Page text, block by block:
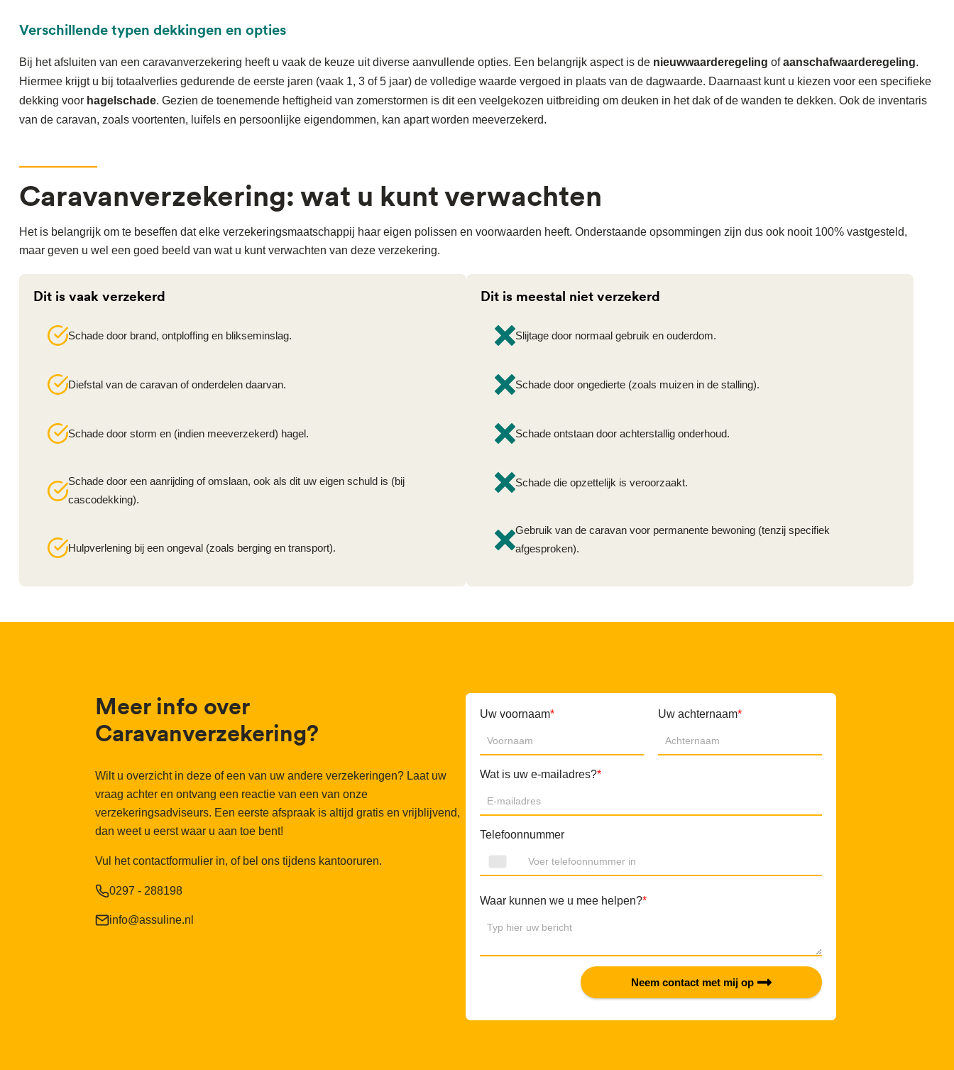
Verschillende typen dekkingen en opties
Bij het afsluiten van een caravanverzekering heeft u vaak de keuze uit diverse aanvullende opties. Een belangrijk aspect is de nieuwwaarderegeling ofaanschafwaarderegeling.
Hiermee krijgt u bij totaalverlies gedurende de eerste jaren (vaak 1, 3 of 5 jaar) de volledige waarde vergoed in plaats van de dagwaarde. Daarnaast kunt u kiezen voor een specifieke
dekking voor hagelschade. Gezien de toenemende heftigheid van zomerstormen is dit een veelgekozen uitbreiding om deuken in het dak of de wanden te dekken. Ook de inventaris
van de caravan, zoals voortenten, luifels en persoonlijke eigendommen, kan apart worden meeverzekerd.
Caravanverzekering: wat u kunt verwachten
Het is belangrijk om te beseffen dat elke verzekeringsmaatschappij haar eigen polissen en voorwaarden heeft. Onderstaande opsommingen zijn dus ook nooit 100% vastgesteld,
maar geven u wel een goed beeld van wat u kunt verwachten van deze verzekering.
Dit is vaak verzekerd
Schade door brand, ontploffing en blikseminslag.
Diefstal van de caravan of onderdelen daarvan.
Schade door storm en (indien meeverzekerd) hagel.
Schade door een aanrijding of omslaan, ook als dit uw eigen schuld is (bij
cascodekking).
Hulpverlening bij een ongeval (zoals berging en transport).
Dit is meestal niet verzekerd
Slijtage door normaal gebruik en ouderdom.
Schade door ongedierte (zoals muizen in de stalling).
Schade ontstaan door achterstallig onderhoud.
Schade die opzettelijk is veroorzaakt.
Gebruik van de caravan voor permanente bewoning (tenzij specifiek
afgesproken).
Meer info over
Caravanverzekering?
Wilt u overzicht in deze of een van uw andere verzekeringen? Laat uw
vraag achter en ontvang een reactie van een van onze
verzekeringsadviseurs. Een eerste afspraak is altijd gratis en vrijblijvend,
dan weet u eerst waar u aan toe bent!
Vul het contactformulier in, of bel ons tijdens kantooruren.
0297 - 288198
info@assuline.nl
Uw voornaam* Uw achternaam*
Wat is uw e-mailadres?*
Telefoonnummer
Waar kunnen we u mee helpen?*
Neem contact met mij op